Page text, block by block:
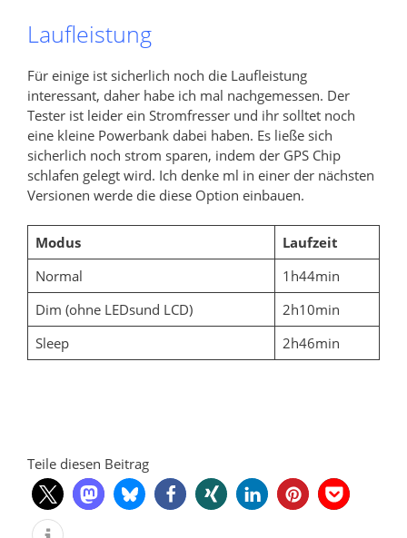
Laufleistung
Für einige ist sicherlich noch die Laufleistung
interessant, daher habe ich mal nachgemessen. Der
Tester ist leider ein Stromfresser und ihr solltet noch
eine kleine Powerbank dabei haben. Es ließe sich
sicherlich noch strom sparen, indem der GPS Chip
schlafen gelegt wird. Ich denke ml in einer der nächsten
Versionen werde die diese Option einbauen.
Modus
Laufzeit
Normal
1h44min
Dim (ohne LEDsund LCD)
2h10min
Sleep
2h46min
Teile diesen Beitrag